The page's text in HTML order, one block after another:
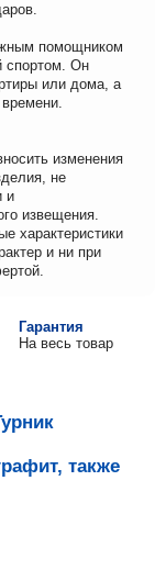
помощником
спортом. Он
или дома, а
изменения
не
и
извещения.
характеристики
и ни при
Гарантия
На весь товар
также